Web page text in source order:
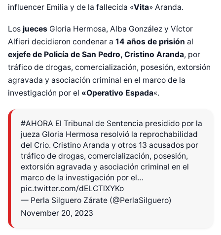
influencer Emilia y de la fallecida «Vita» Aranda.
Los jueces Gloria Hermosa, Alba González y Víctor
Alfieri decidieron condenar a 14 años de prisión al
exjefe de Policía de San Pedro, Cristino Aranda, por
tráfico de drogas, comercialización, posesión, extorsión
agravada y asociación criminal en el marco de la
investigación por el «Operativo Espada«.
#AHORA El Tribunal de Sentencia presidido por la
jueza Gloria Hermosa resolvió la reprochabilidad
del Crio. Cristino Aranda y otros 13 acusados por
tráfico de drogas, comercialización, posesión,
extorsión agravada y asociación criminal en el
marco de la investigación por el…
pic.twitter.com/dELCTlXYKo
— Perla Silguero Zárate (@PerlaSilguero)
November 20, 2023